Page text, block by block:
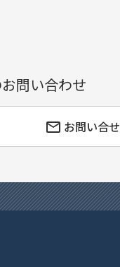
問い合わせ
お問い合せ